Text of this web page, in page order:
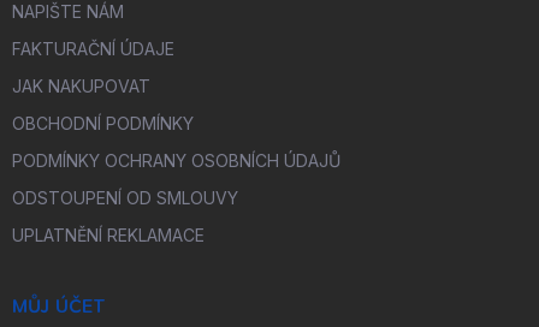
NAPIŠTE NÁM
FAKTURAČNÍ ÚDAJE
JAK NAKUPOVAT
OBCHODNÍ PODMÍNKY
PODMÍNKY OCHRANY OSOBNÍCH ÚDAJŮ
ODSTOUPENÍ OD SMLOUVY
UPLATNĚNÍ REKLAMACE
MŮJ ÚČET